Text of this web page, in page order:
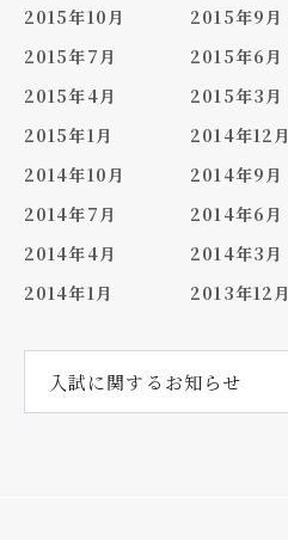
2015年10月
2015年9月
2015年7月
2015年6月
2015年4月
2015年3月
2015年1月
2014年12月
2014年10月
2014年9月
2014年7月
2014年6月
2014年4月
2014年3月
2014年1月
2013年12月
入試に関する お知らせ